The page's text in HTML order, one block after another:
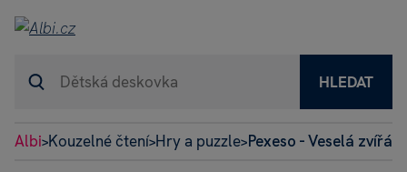
HLEDAT
Albi>Kouzelné čtení>Hry a puzzle>Pexeso - Veselá